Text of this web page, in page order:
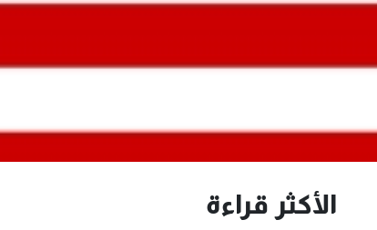
الأكثر قراءة